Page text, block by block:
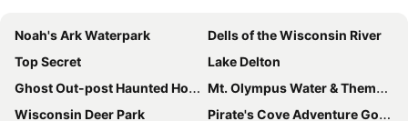
Noah's Ark Waterpark
Dells of the Wisconsin River
Top Secret
Lake Delton
Ghost Out-post Haunted House
Mt. Olympus Water & Theme Park
Wisconsin Deer Park
Pirate's Cove Adventure Golf & Family Fun Center